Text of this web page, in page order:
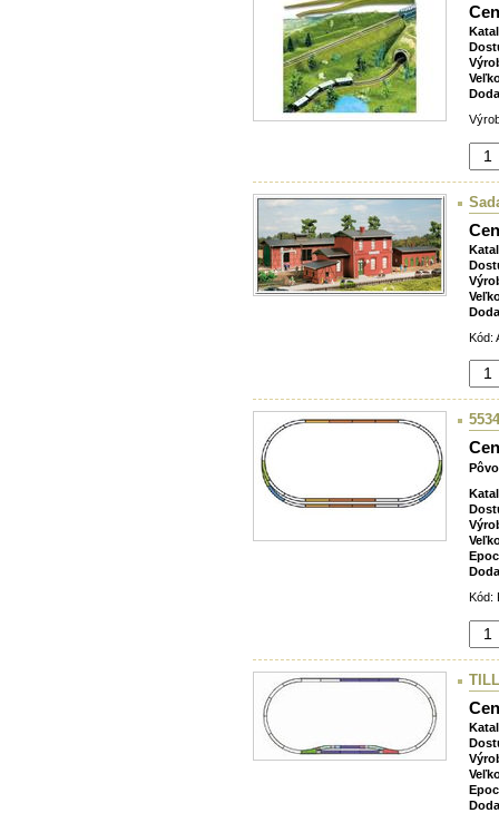
Kód:
Kód: